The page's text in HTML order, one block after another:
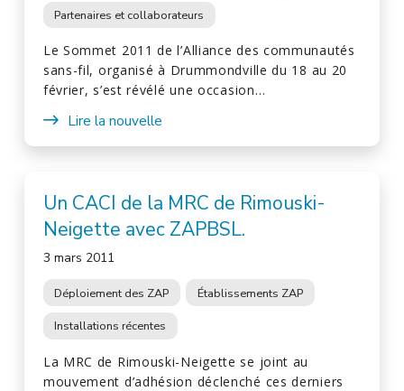
Partenaires et collaborateurs
Le Sommet 2011 de l’Alliance des communautés
sans-fil, organisé à Drummondville du 18 au 20
février, s’est révélé une occasion…
Lire la nouvelle
Un CACI de la MRC de Rimouski-
Neigette avec ZAPBSL.
3 mars 2011
Déploiement des ZAP Établissements ZAP
Installations récentes
La MRC de Rimouski-Neigette se joint au
mouvement d’adhésion déclenché ces derniers